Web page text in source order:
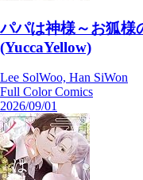
パパは神様～お狐様
(YuccaYellow)
Lee SolWoo, Han SiWon
Full Color Comics
2026/09/01